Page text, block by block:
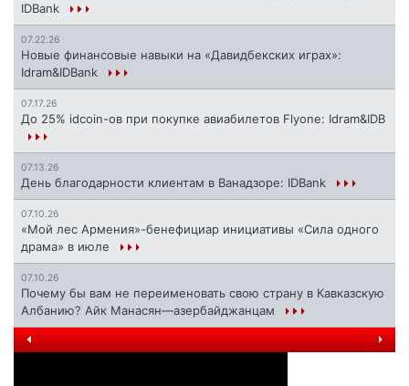
IDBank
07.22.26
Новые финансовые навыки на «Давидбекских играх»:
Idram&IDBank
07.17.26
До 25% idcoin-ов при покупке авиабилетов Flyone: Idram&IDB
07.13.26
День благодарности клиентам в Ванадзоре: IDBank
07.10.26
«Мой лес Армения»-бенефициар инициативы «Сила одного
драма» в июле
07.10.26
Почему бы вам не переименовать свою страну в Кавказскую
Албанию? Айк Манасян—азербайджанцам